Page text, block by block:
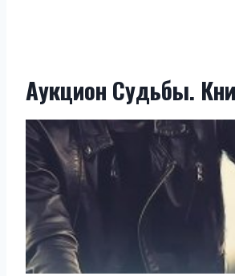
Аукцион Судьбы.